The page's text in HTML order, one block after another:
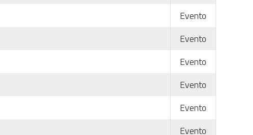
Evento
Evento
Evento
Evento
Evento
Evento